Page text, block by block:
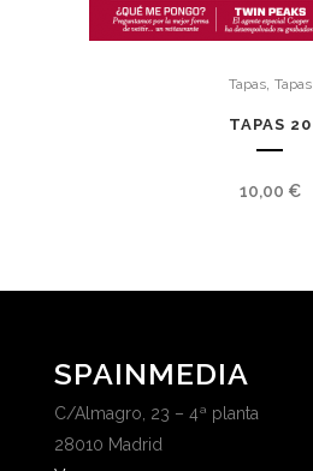
Tapas, Tapas
TAPAS 20
10,00 €
SPAINMEDIA
C/Almagro, 23 – 4ª planta
28010 Madrid